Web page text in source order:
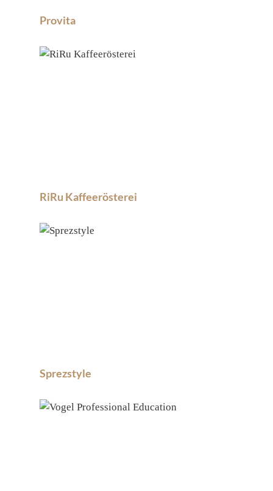
Provita
RiRu Kaffeerösterei
Sprezstyle